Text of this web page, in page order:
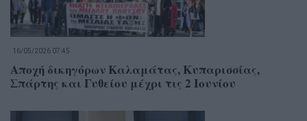
16/05/2026 07:45
Αποχή δικηγόρων Καλαμάτας, Κυπαρισσίας,
Σπάρτης και Γυθείου μέχρι τις 2 Ιουνίου